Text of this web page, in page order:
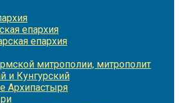
епархия
епархия
митрополии, митрополит
и Кунгурский
Архипастыря